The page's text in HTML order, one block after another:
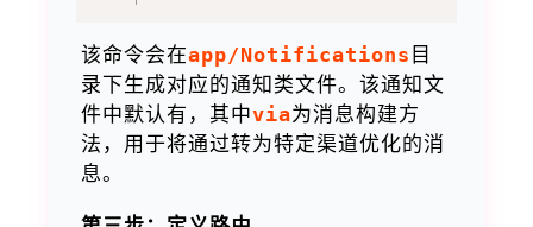
该命令会在app/Notifications 目
录下生成对应的通知类文件。该通知文
件中默认有，其中via为消息构建方
法，用于将通过转为特定渠道优化的消
息。